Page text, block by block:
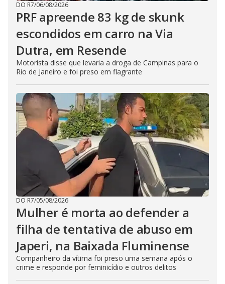
DO R7/06/08/2026
PRF apreende 83 kg de skunk
escondidos em carro na Via
Dutra, em Resende
Motorista disse que levaria a droga de Campinas para o
Rio de Janeiro e foi preso em flagrante
DO R7/05/08/2026
Mulher é morta ao defender a
filha de tentativa de abuso em
Japeri, na Baixada Fluminense
Companheiro da vítima foi preso uma semana após o
crime e responde por feminicídio e outros delitos